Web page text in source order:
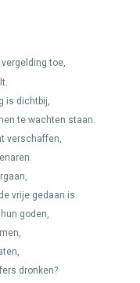
toe,
is dichtbij,
te wachten staan.
verschaffen,
vrije gedaan is.
goden,
dronken?